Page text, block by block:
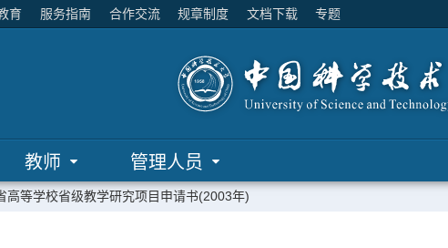
育 服务指南 合作交流 规章制度 文档下载 专题
教师 管理人员
高等学校省级教学研究项目申请书(2003年)